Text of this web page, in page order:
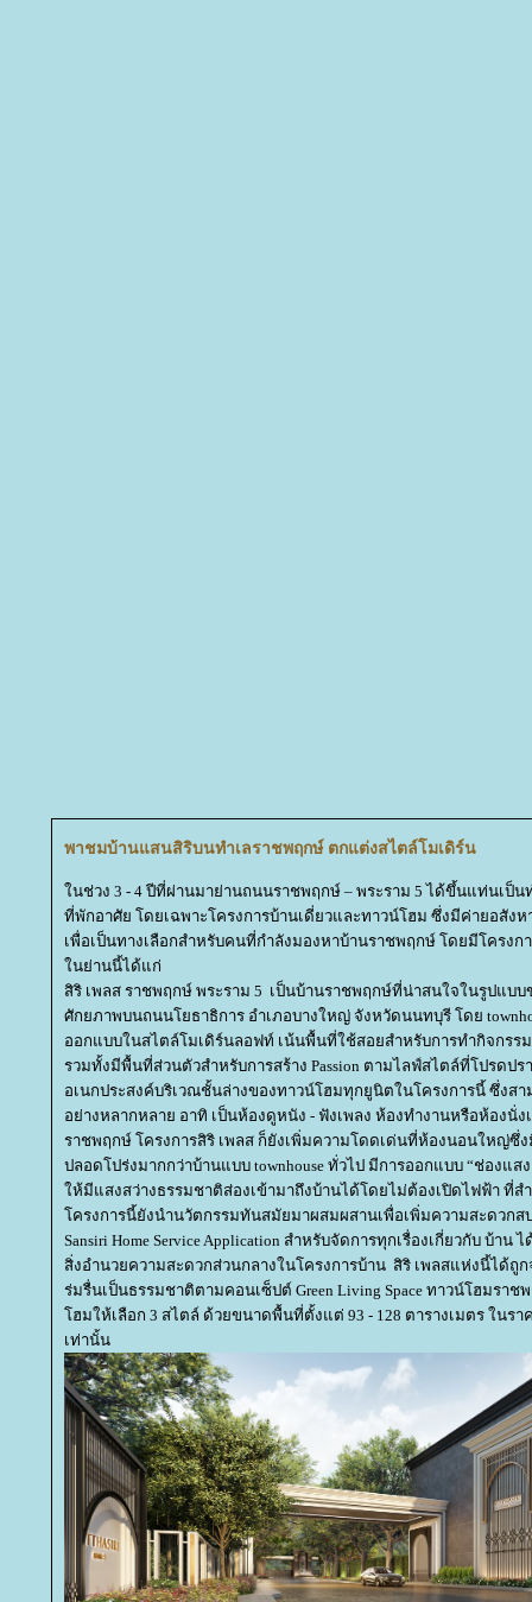
พาชมบ้านแสนสิริบนทำเลราชพฤกษ์ ตกแต่งสไตล์โมเดิร์น
นช่วง 3 - 4 ปีที่ผ่านมาย่านถนนราชพฤกษ์ – พระราม 5 ได้ขึ้นแท่นเป็น
ที่พักอาศัย โดยเฉพาะโครงการบ้านเดี่ยวและทาวน์โฮม ซึ่งมีค่ายอสัง
เพื่อเป็นทางเลือกสำหรับคนที่กำลังมองหาบ้านราชพฤกษ์ โดยมีโครงก
นย่านนี้ได้แก่
สิริ เพลส ราชพฤกษ์ พระราม 5 เป็นบ้านราชพฤกษ์ที่น่าสนใจในรูปแบ
ศักยภาพบนถนนโยธาธิการ อำเภอบางใหญ่ จังหวัดนนทบุรี โดย
ออกแบบในสไตล์โมเดิร์นลอฟท์ เน้นพื้นที่ใช้สอยสำหรับการทำกิจกรร
รวมทั้งมีพื้นที่ส่วนตัวสำหรับการสร้าง Passion ตามไลฟ์สไตล์ที่โปรดป
อเนกประสงค์บริเวณชั้นล่างของทาวน์โฮมทุกยูนิตในโครงการนี้ ซึ่งส
อย่างหลากหลาย อาทิ เป็นห้องดูหนัง - ฟังเพลง ห้องทำงานหรือห้องนั่
ราชพฤกษ์ โครงการสิริ เพลส ก็ยังเพิ่มความโดดเด่นที่ห้องนอนใหญ่ซึ่
ปลอดโปร่งมากกว่าบ้านแบบ townhouse ทั่วไป มีการออกแบบ “ช่องแ
ห้มีแสงสว่างธรรมชาติส่องเข้ามาถึงบ้านได้โดยไม่ต้องเปิดไฟฟ้า ที่
ครงการนี้ยังนำนวัตกรรมทันสมัยมาผสมผสานเพื่อเพิ่มความสะดวกส
Sansiri Home Service Application สำหรับจัดการทุกเรื่องเกี่ยวกับ บ้า
สิ่งอำนวยความสะดวกส่วนกลางในโครงการบ้าน สิริ เพลสแห่งนี้ได้ถู
ร่มรื่นเป็นธรรมชาติตามคอนเซ็ปต์ Green Living Space ทาวน์โฮมรา
ฮมให้เลือก 3 สไตล์ ด้วยขนาดพื้นที่ตั้งแต่ 93 - 128 ตารางเมตร ในรา
เท่านั้น